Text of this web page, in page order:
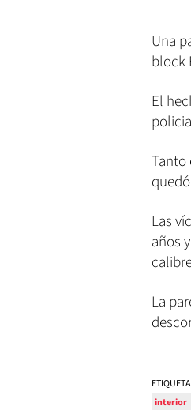
Una
block
El
Tanto
Las
años
La
interior